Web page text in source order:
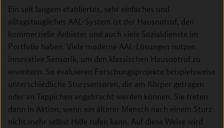
Ein seit langem etabliertes, sehr einfaches und
alltagstaugliches AAL-System ist der Hausnotruf, den
kommerzielle Anbieter und auch viele Sozialdienste im
Portfolio haben. Viele moderne AAL-Lösungen nutzen
innovative Sensorik, um den klassischen Hausnotruf zu
erweitern. So evaluieren Forschungsprojekte beispielsweise
unterschiedliche Sturzsensoren, die am Körper getragen
oder an Teppichen angebracht werden können. Sie treten
dann in Aktion, wenn ein älterer Mensch nach einem Sturz
nicht mehr selbst Hilfe rufen kann. Auf diese Weise wird